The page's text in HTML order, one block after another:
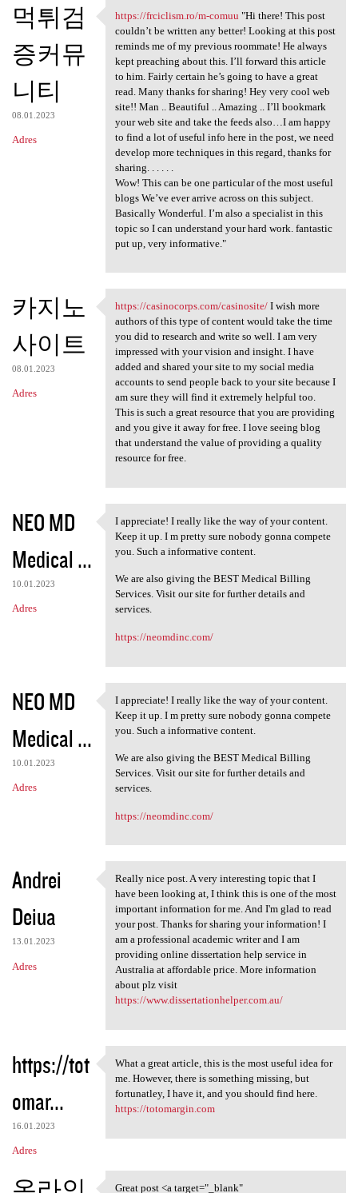
먹튀검
증커뮤
니티
08.01.2023
Adres
https://frciclism.ro/m-comuu
https://frciclism.ro/m-comuu "Hi there! This post
couldn’t be written any better! Looking at this post
reminds me of my previous roommate! He always
kept preaching about this. I’ll forward this article
to him. Fairly certain he’s going to have a great
read. Many thanks for sharing! Hey very cool web
site!! Man .. Beautiful .. Amazing .. I’ll bookmark
your web site and take the feeds also…I am happy
to find a lot of useful info here in the post, we need
develop more techniques in this regard, thanks for
sharing. . . . . .
Wow! This can be one particular of the most useful
blogs We’ve ever arrive across on this subject.
Basically Wonderful. I’m also a specialist in this
topic so I can understand your hard work. fantastic
put up, very informative."
카지노
사이트
08.01.2023
Adres
https://casinocorps.com
https://casinocorps.com/casinosite/I wish more
authors of this type of content would take the time
you did to research and write so well. I am very
impressed with your vision and insight. I have
added and shared your site to my social media
accounts to send people back to your site because I
am sure they will find it extremely helpful too.
This is such a great resource that you are providing
and you give it away for free. I love seeing blog
that understand the value of providing a quality
resource for free.
NEO MD
Medical ...
10.01.2023
Adres
I appreciate! I really like
I appreciate! I really like the way of your content.
Keep it up. I m pretty sure nobody gonna compete
you. Such a informative content.
We are also giving the BEST Medical Billing
Services. Visit our site for further details and
services.
https://neomdinc.com/
NEO MD
Medical ...
10.01.2023
Adres
I appreciate! I really like
I appreciate! I really like the way of your content.
Keep it up. I m pretty sure nobody gonna compete
you. Such a informative content.
We are also giving the BEST Medical Billing
Services. Visit our site for further details and
services.
https://neomdinc.com/
Andrei
Deiua
13.01.2023
Adres
Really nice post. A very
Really nice post. A very interesting topic that I
have been looking at, I think this is one of the most
important information for me. And I'm glad to read
your post. Thanks for sharing your information! I
am a professional academic writer and I am
providing online dissertation help service in
Australia at affordable price. More information
about plz visit
https://www.dissertationhelper.com.au/
https://tot
omar...
16.01.2023
Adres
What a great article, this is
What a great article, this is the most useful idea for
me. However, there is something missing, but
fortunatley, I have it, and you should find here.
https://totomargin.com
Great post <a target="_blank"